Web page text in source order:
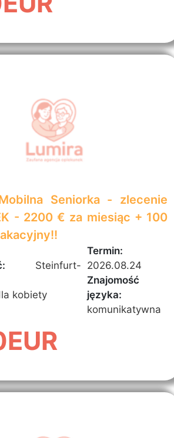
Seniorka - zlecenie
- 2200 € za miesiąc + 100
Steinfurt-
kobiety
Termin:
2026.08.24
Znajomość
języka:
komunikatywna